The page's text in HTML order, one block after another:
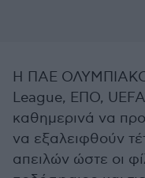
Η ΠΑΕ
League, ΕΠΟ, UEFA
καθημερινά να
να εξαλειφθούν
απειλών ώστε οι